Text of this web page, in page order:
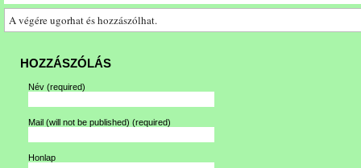
A végére ugorhat és hozzászólhat.
HOZZÁSZÓLÁS
Név (required)
Mail (will not be published) (required)
Honlap